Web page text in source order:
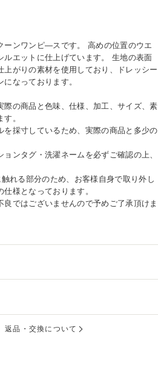
ーンワンピ―スです。 高めの位置のウエ
ルエットに仕上げています。 生地の表面
がりの素材を使用しており、ドレッシー
なっております。
の商品と色味、仕様、加工、サイズ、素
。
採寸しているため、実際の商品と多少の
ンタグ・洗濯ネームを必ずご確認の上、
れる部分のため、お客様自身で取り外し
様となっております。
ではございませんので予めご了承頂けま
返品・交換について